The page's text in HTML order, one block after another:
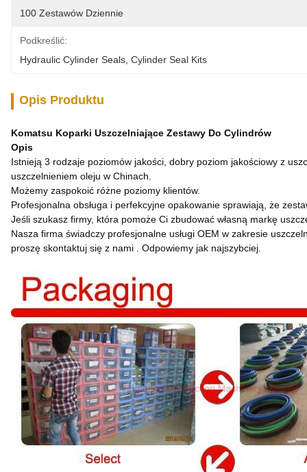
100 Zestawów Dziennie
Podkreślić:
Hydraulic Cylinder Seals Cylinder Seal Kits
Opis Produktu
Komatsu Koparki Uszczelniające Zestawy Do Cylindrów
Opis
Istnieją 3 rodzaje poziomów jakości, dobry poziom jakościowy z
uszczelnieniem oleju w Chinach.
Możemy zaspokoić różne poziomy klientów.
Profesjonalna obsługa i perfekcyjne opakowanie sprawiają, że
Jeśli szukasz firmy, która pomoże Ci zbudować własną markę
Nasza firma świadczy profesjonalne usługi OEM w zakresie
proszę skontaktuj się z nami . Odpowiemy jak najszybciej.